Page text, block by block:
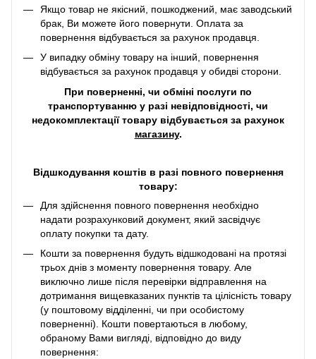
Якщо товар не якісний, пошкоджений, має заводський
брак, Ви можете його повернути. Оплата за
повернення відбувається за рахунок продавця.
У випадку обміну товару на інший, повернення
відбувається за рахунок продавця у обидві сторони.
При поверненні, чи обміні послуги по
транспортуванню у разі невідповідності, чи
недокомплектації товару відбувається за рахунок
магазину.
Відшкодування коштів в разі повного повернення
товару:
Для здійснення повного повернення необхідно
надати розрахунковий документ, який засвідчує
оплату покупки та дату.
Кошти за повернення будуть відшкодовані на протязі
трьох днів з моменту повернення товару. Але
виключно лише після перевірки відправлення на
дотримання вищевказаних пунктів та цілісність товару
(у поштовому відділенні, чи при особистому
поверненні). Кошти повертаються в любому,
обраному Вами вигляді, відповідно до виду
повернення: